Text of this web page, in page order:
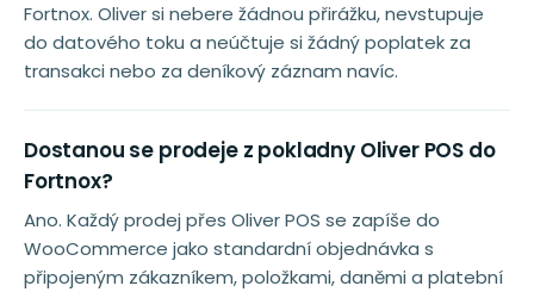
Fortnox. Oliver si nebere žádnou přirážku, nevstupuje
do datového toku a neúčtuje si žádný poplatek za
transakci nebo za deníkový záznam navíc.
Dostanou se prodeje z pokladny Oliver POS do
Fortnox?
Ano. Každý prodej přes Oliver POS se zapíše do
WooCommerce jako standardní objednávka s
připojeným zákazníkem, položkami, daněmi a platební